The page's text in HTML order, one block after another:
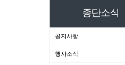
종단소식
공지사항
행사소식